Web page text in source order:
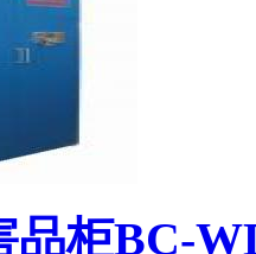
品柜BC-